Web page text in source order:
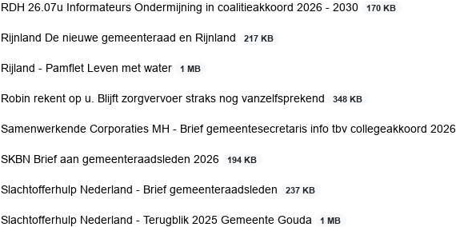
RDH 26.07u Informateurs Ondermijning in coalitieakkoord 2026 - 2030 170 KB
Rijnland De nieuwe gemeenteraad en Rijnland 217 KB
Rijland - Pamflet Leven met water 1 MB
Robin rekent op u. Blijft zorgvervoer straks nog vanzelfsprekend 348 KB
Samenwerkende Corporaties MH - Brief gemeentesecretaris info tbv collegeakkoord 2026
SKBN Brief aan gemeenteraadsleden 2026 194 KB
Slachtofferhulp Nederland - Brief gemeenteraadsleden 237 KB
Slachtofferhulp Nederland - Terugblik 2025 Gemeente Gouda 1 MB